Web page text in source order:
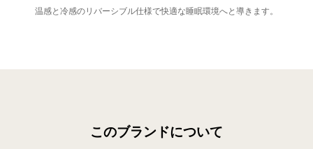
温感と冷感のリバーシブル仕様で快適な睡眠環境へと導きます。
このブランドについて